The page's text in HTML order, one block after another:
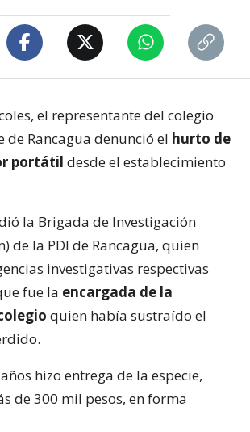
el representante del colegio
de Rancagua denunció el hurto de
portátil desde el establecimiento
la Brigada de Investigación
de la PDI de Rancagua, quien
investigativas respectivas
fue la encargada de la
quien había sustraído el
hizo entrega de la especie,
de 300 mil pesos, en forma